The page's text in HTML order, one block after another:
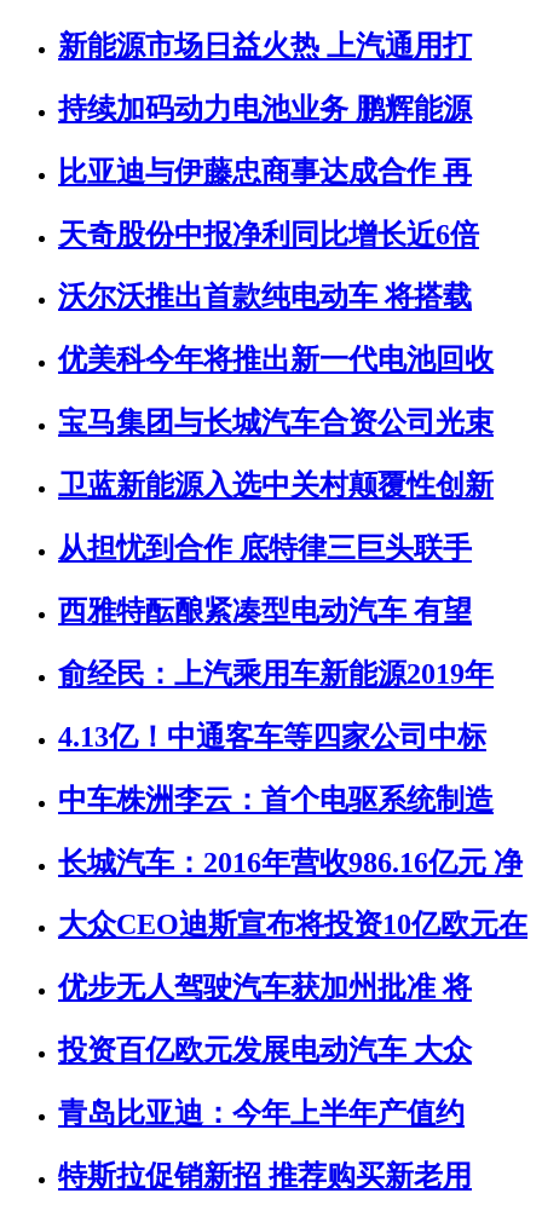
新能源市场日益火热 上汽通用打
持续加码动力电池业务 鹏辉能源
比亚迪与伊藤忠商事达成合作 再
天奇股份中报净利同比增长近6倍
沃尔沃推出首款纯电动车 将搭载
优美科今年将推出新一代电池回收
宝马集团与长城汽车合资公司光束
卫蓝新能源入选中关村颠覆性创新
从担忧到合作 底特律三巨头联手
西雅特酝酿紧凑型电动汽车 有望
俞经民：上汽乘用车新能源2019年
4.13亿！中通客车等四家公司中标
中车株洲李云：首个电驱系统制造
长城汽车：2016年营收986.16亿元 净
大众CEO迪斯宣布将投资10亿欧元在
优步无人驾驶汽车获加州批准 将
投资百亿欧元发展电动汽车 大众
青岛比亚迪：今年上半年产值约
特斯拉促销新招 推荐购买新老用